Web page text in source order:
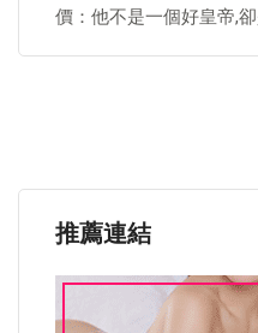
價：他不是一個好皇帝,
推薦連結